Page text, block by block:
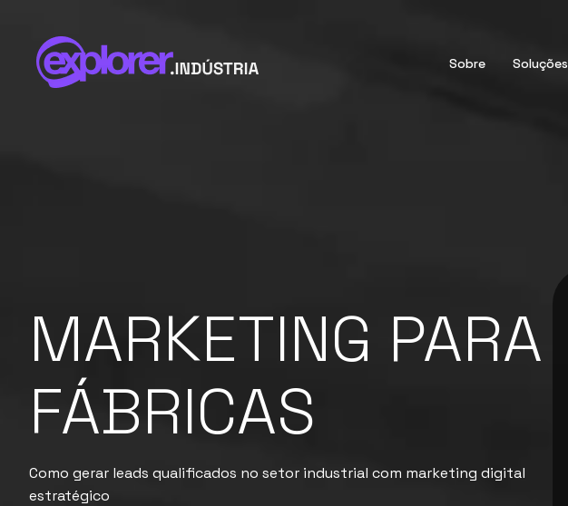
Sobre Soluções
MARKETING PARA
FÁBRICAS
Como gerar leads qualificados no setor industrial com marketing digital
estratégico